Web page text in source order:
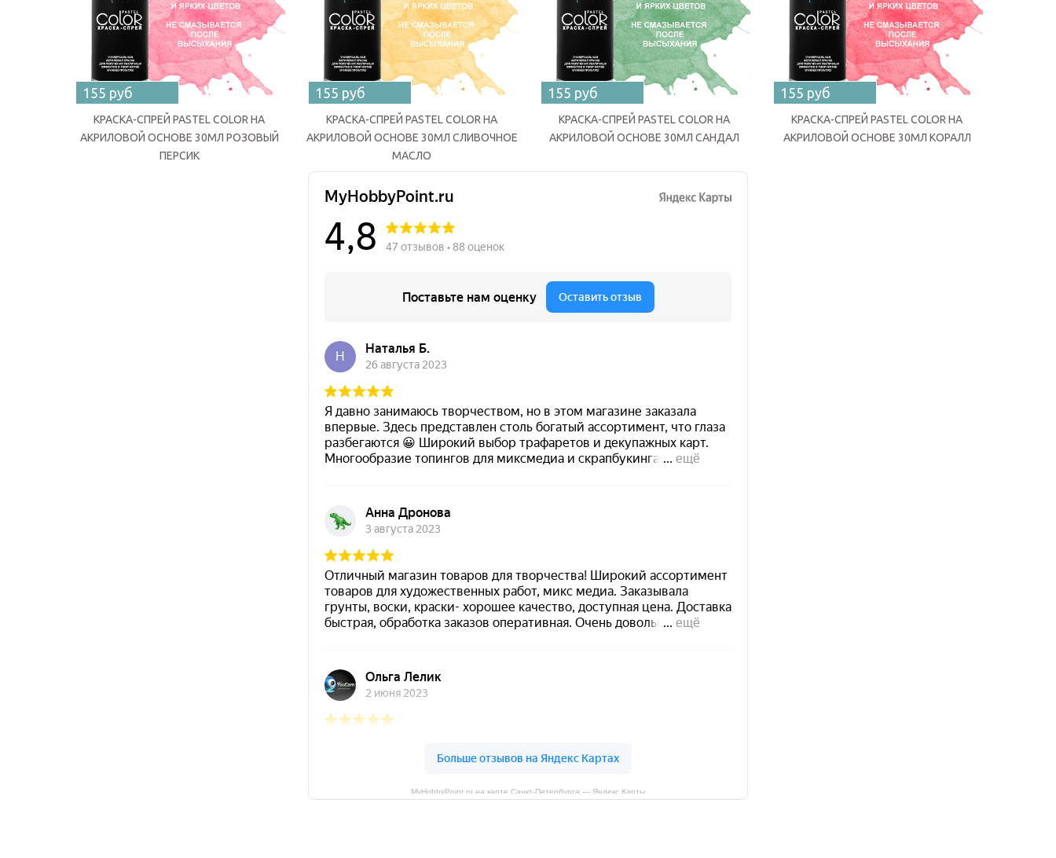
155 руб
КРАСКА-СПРЕЙ PASTEL COLOR НА
АКРИЛОВОЙ ОСНОВЕ 30МЛ РОЗОВЫЙ
ПЕРСИК
155 руб
КРАСКА-СПРЕЙ PASTEL COLOR НА
АКРИЛОВОЙ ОСНОВЕ 30МЛ СЛИВОЧНОЕ
МАСЛО
155 руб
КРАСКА-СПРЕЙ PASTEL COLOR НА
АКРИЛОВОЙ ОСНОВЕ 30МЛ САНДАЛ
155 руб
КРАСКА-СПРЕЙ PASTEL COLOR НА
АКРИЛОВОЙ ОСНОВЕ 30МЛ КОРАЛЛ
MyHobbyPoint.ru на карте Санкт‑Петербурга — Яндекс Карты